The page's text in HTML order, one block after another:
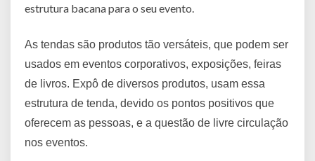
estrutura bacana para o seu evento.
As tendas são produtos tão versáteis, que podem ser
usados em eventos corporativos, exposições, feiras
de livros. Expô de diversos produtos, usam essa
estrutura de tenda, devido os pontos positivos que
oferecem as pessoas, e a questão de livre circulação
nos eventos.